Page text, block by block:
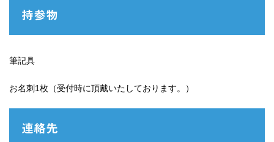
持参物
筆記具
お名刺1枚（受付時に頂戴いたしております。）
連絡先